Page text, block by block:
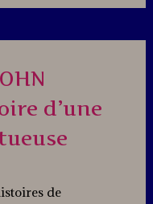
a
d’une
de